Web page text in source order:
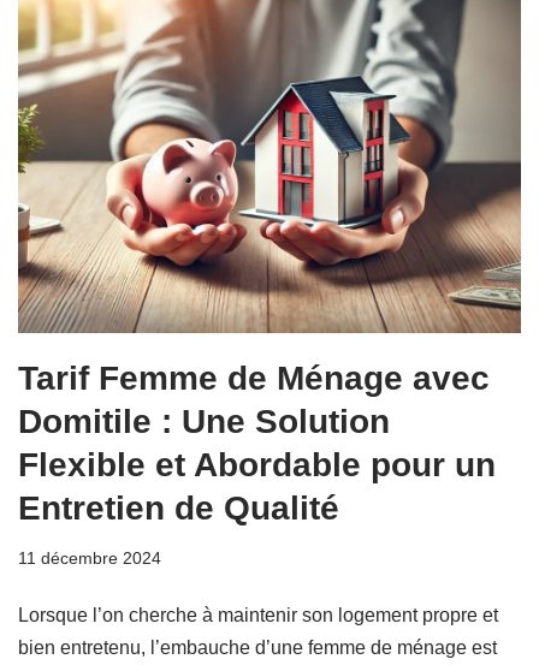
Tarif Femme de Ménage avec
Domitile : Une Solution
Flexible et Abordable pour un
Entretien de Qualité
11 décembre 2024
Lorsque l’on cherche à maintenir son logement propre et
bien entretenu, l’embauche d’une femme de ménage est